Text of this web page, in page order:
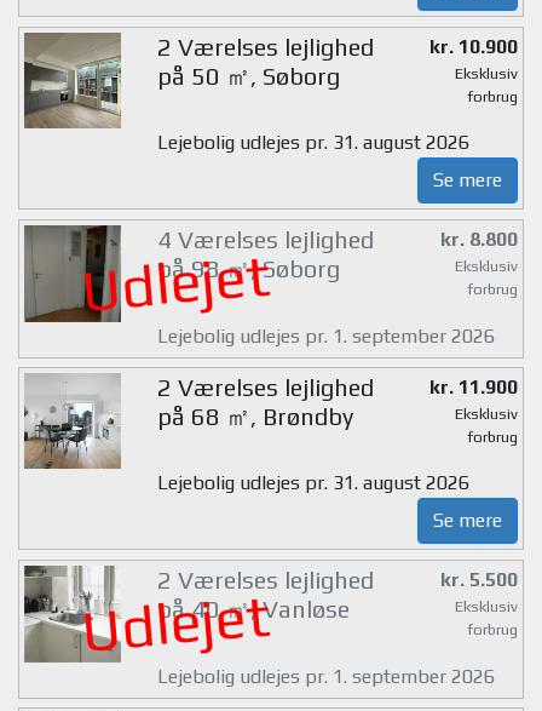
2 Værelses lejlighed
på 50 ㎡, Søborg
kr. 10.900
Eksklusiv
forbrug
Lejebolig udlejes pr. 31. august 2026
Se mere
Udlejet
4 Værelses lejlighed
på 98 ㎡, Søborg
kr. 8.800
Eksklusiv
forbrug
Lejebolig udlejes pr. 1. september 2026
2 Værelses lejlighed
på 68 ㎡, Brøndby
kr. 11.900
Eksklusiv
forbrug
Lejebolig udlejes pr. 31. august 2026
Se mere
Udlejet
2 Værelses lejlighed
på 40 ㎡, Vanløse
kr. 5.500
Eksklusiv
forbrug
Lejebolig udlejes pr. 1. september 2026